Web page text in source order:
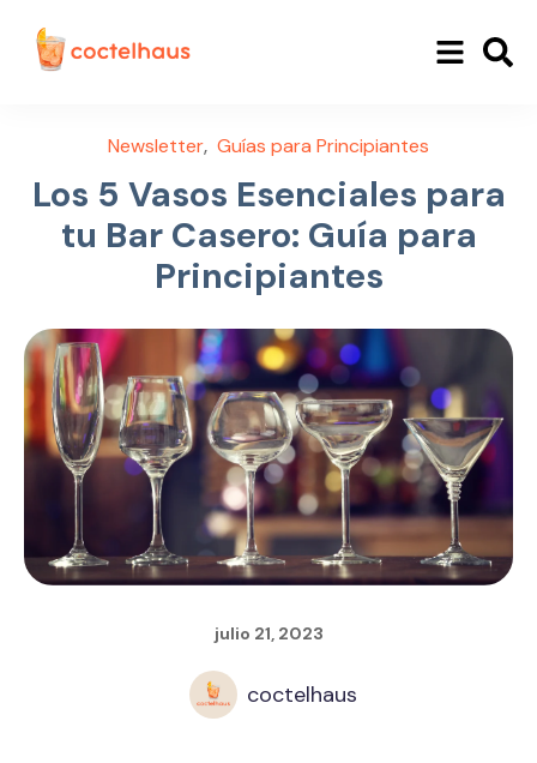
Newsletter, Guías para Principiantes
Los 5 Vasos Esenciales para
tu Bar Casero: Guía para
Principiantes
julio 21, 2023
coctelhaus